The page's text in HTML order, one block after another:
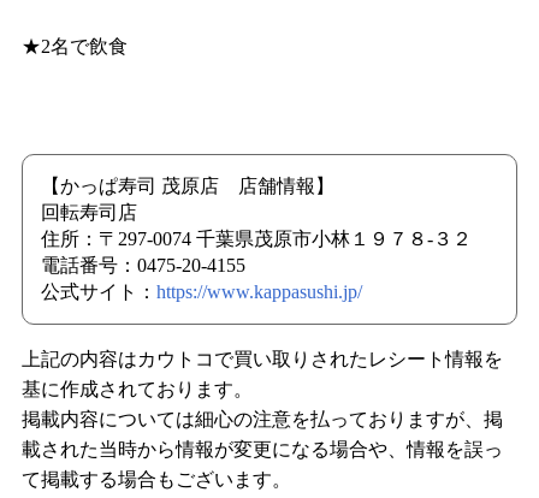
★2名で飲食
【かっぱ寿司 茂原店 店舗情報】
回転寿司店
住所：〒297-0074 千葉県茂原市小林１９７８-３２
電話番号：0475-20-4155
公式サイト： https://www.kappasushi.jp/
上記の内容はカウトコで買い取りされたレシート情報を
基に作成されております。
掲載内容については細心の注意を払っておりますが、掲
載された当時から情報が変更になる場合や、情報を誤っ
て掲載する場合もございます。